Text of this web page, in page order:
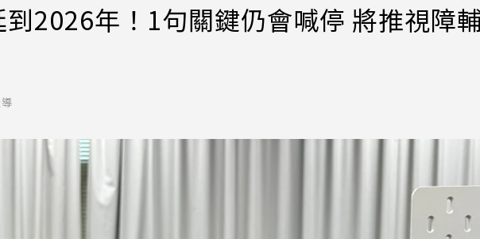
2026年！1句關鍵仍會喊停 將推視障